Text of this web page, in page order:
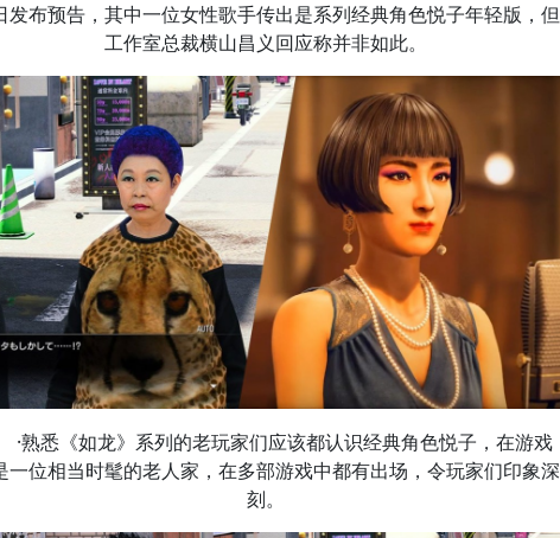
发布预告，其中一位女性歌手传出是系列经典角色悦子年轻版，但
工作室总裁横山昌义回应称并非如此。
·熟悉《如龙》系列的老玩家们应该都认识经典角色悦子，在游戏
一位相当时髦的老人家，在多部游戏中都有出场，令玩家们印象深
刻。